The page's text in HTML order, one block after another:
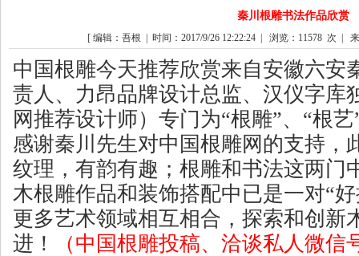
秦川根雕书法作品欣赏
[ 编辑：吾根 | 时间：2017/9/26 12:22:24 | 浏览： 11578次 | 来
中国根雕今天推荐欣赏来自安徽六安
责人、力昂品牌设计总监、汉仪字库
网推荐设计师）专门为“根雕”、“根
感谢秦川先生对中国根雕网的支持，
纹理，有韵有趣；根雕和书法这两门
木根雕作品和装饰搭配中已是一对“
更多艺术领域相互相合，探索和创新
进！
（中国根雕投稿、洽谈私人微信